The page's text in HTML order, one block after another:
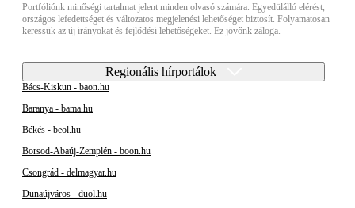
Portfóliónk minőségi tartalmat jelent minden olvasó számára. Egyedülálló elérést,
országos lefedettséget és változatos megjelenési lehetőséget biztosít. Folyamatosan
keressük az új irányokat és fejlődési lehetőségeket. Ez jövőnk záloga.
Regionális hírportálok
Bács-Kiskun - baon.hu
Baranya - bama.hu
Békés - beol.hu
Borsod-Abaúj-Zemplén - boon.hu
Csongrád - delmagyar.hu
Dunaújváros - duol.hu